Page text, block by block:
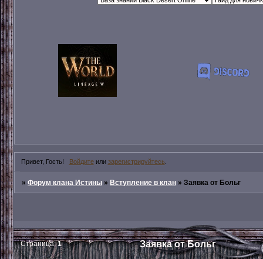
Привет, Гость! Войдитеили зарегистрируйтесь
»Форум клана Истины »Вступление в клан »Заявка от Больг
Заявка от Больг
Страница:1